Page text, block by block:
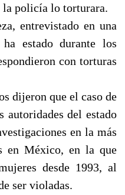
la policía lo torturara.
entrevistado en una
estado durante los
con torturas
dijeron que el caso de
autoridades del estado
en la más
en México, en la que
desde 1993, al
ser violadas.